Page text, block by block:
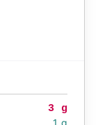
3 g
1 g